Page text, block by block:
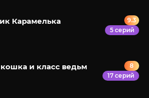
Карамелька
9.3
5 серий
и класс ведьм
8
17 серий